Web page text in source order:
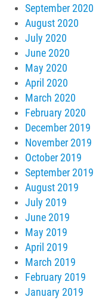
September 2020
August 2020
July 2020
June 2020
May 2020
April 2020
March 2020
February 2020
December 2019
November 2019
October 2019
September 2019
August 2019
July 2019
June 2019
May 2019
April 2019
March 2019
February 2019
January 2019